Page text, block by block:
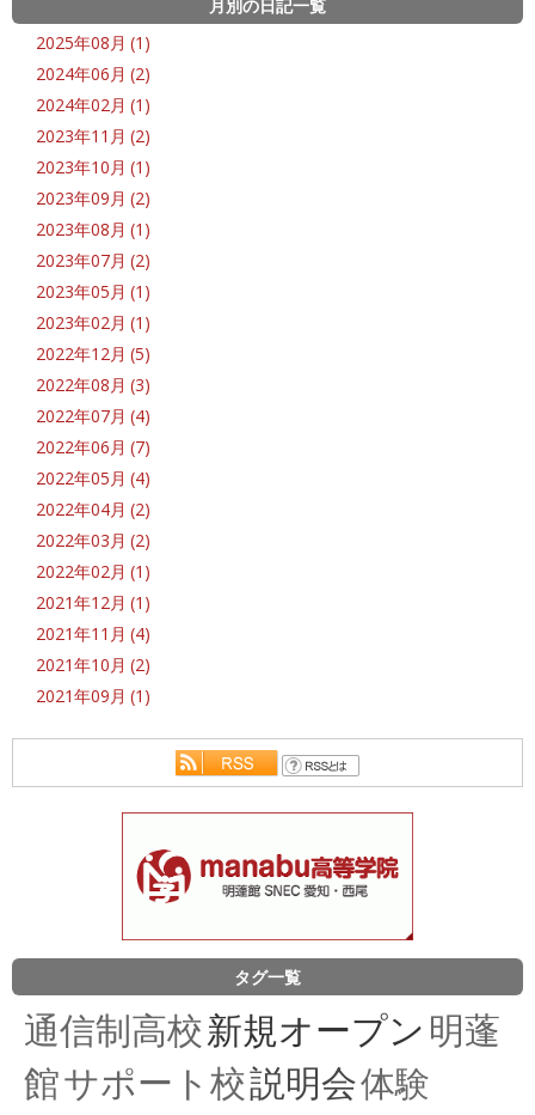
月別の日記一覧
2025年08月 (1)
2024年06月 (2)
2024年02月 (1)
2023年11月 (2)
2023年10月 (1)
2023年09月 (2)
2023年08月 (1)
2023年07月 (2)
2023年05月 (1)
2023年02月 (1)
2022年12月 (5)
2022年08月 (3)
2022年07月 (4)
2022年06月 (7)
2022年05月 (4)
2022年04月 (2)
2022年03月 (2)
2022年02月 (1)
2021年12月 (1)
2021年11月 (4)
2021年10月 (2)
2021年09月 (1)
タグ一覧
通信制高校新規オープン明蓬
館サポート校説明会体験